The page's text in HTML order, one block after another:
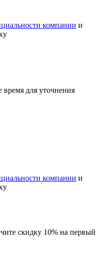
компании и
для уточнения
компании и
скидку 10% на первый